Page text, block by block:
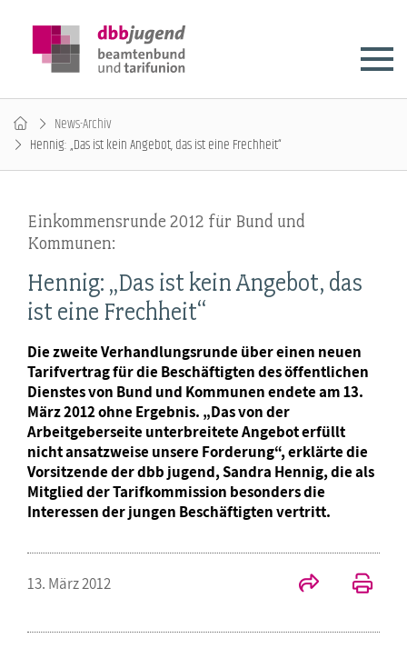
News-Archiv
Hennig: „Das ist kein Angebot, das ist eine Frechheit“
Einkommensrunde 2012 für Bund und
Kommunen:
Hennig: „Das ist kein Angebot, das
ist eine Frechheit“
Die zweite Verhandlungsrunde über einen neuen
Tarifvertrag für die Beschäftigten des öffentlichen
Dienstes von Bund und Kommunen endete am 13.
März 2012 ohne Ergebnis. „Das von der
Arbeitgeberseite unterbreitete Angebot erfüllt
nicht ansatzweise unsere Forderung“, erklärte die
Vorsitzende der dbb jugend, Sandra Hennig, die als
Mitglied der Tarifkommission besonders die
Interessen der jungen Beschäftigten vertritt.
13. März 2012